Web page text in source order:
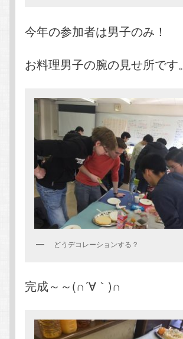
今年の参加者は男子のみ！
お料理男子の腕の見せ所です。
どうデコレーションする？
完成～～(∩´∀｀)∩